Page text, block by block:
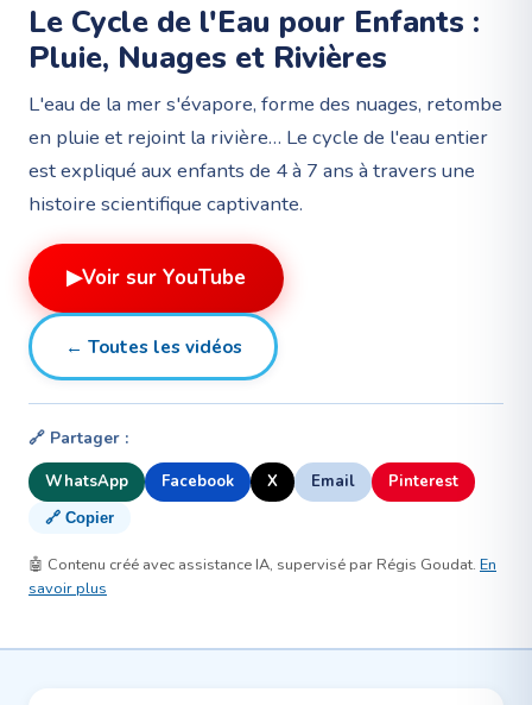
Le Cycle de l'Eau pour Enfants :
Pluie, Nuages et Rivières
L'eau de la mer s'évapore, forme des nuages, retombe
en pluie et rejoint la rivière… Le cycle de l'eau entier
est expliqué aux enfants de 4 à 7 ans à travers une
histoire scientifique captivante.
▶Voir sur YouTube
← Toutes les vidéos
🔗 Partager :
WhatsApp Facebook X Email Pinterest
🔗 Copier
🤖 Contenu créé avec assistance IA, supervisé par Régis Goudat. En
savoir plus